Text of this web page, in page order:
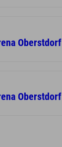
Oberstdorf
Oberstdorf